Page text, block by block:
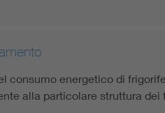
consumo energetico di
alla particolare struttura dei